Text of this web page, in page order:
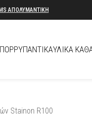
MSΑΠΟΛΥΜΑΝΤΙΚΗ
ΥΛΙΚΆ
Stainon R100